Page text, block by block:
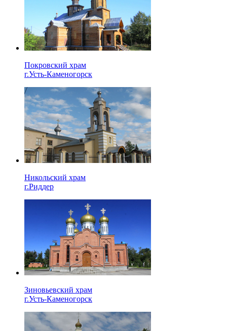
Покровский храм
г.Усть-Каменогорск
Никольский храм
г.Риддер
Зиновьевский храм
г.Усть-Каменогорск